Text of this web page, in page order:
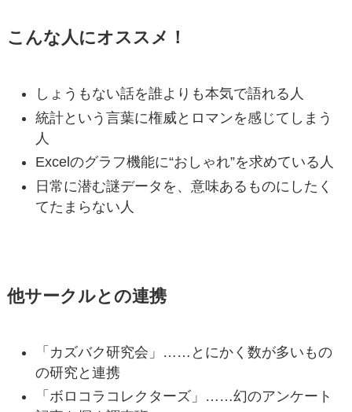
こんな人にオススメ！
しょうもない話を誰よりも本気で語れる人
統計という言葉に権威とロマンを感じてしまう
人
Excelのグラフ機能に“おしゃれ”を求めている人
日常に潜む謎データを、意味あるものにしたく
てたまらない人
他サークルとの連携
「カズバク研究会」……とにかく数が多いもの
の研究と連携
「ボロコラコレクターズ」……幻のアンケート